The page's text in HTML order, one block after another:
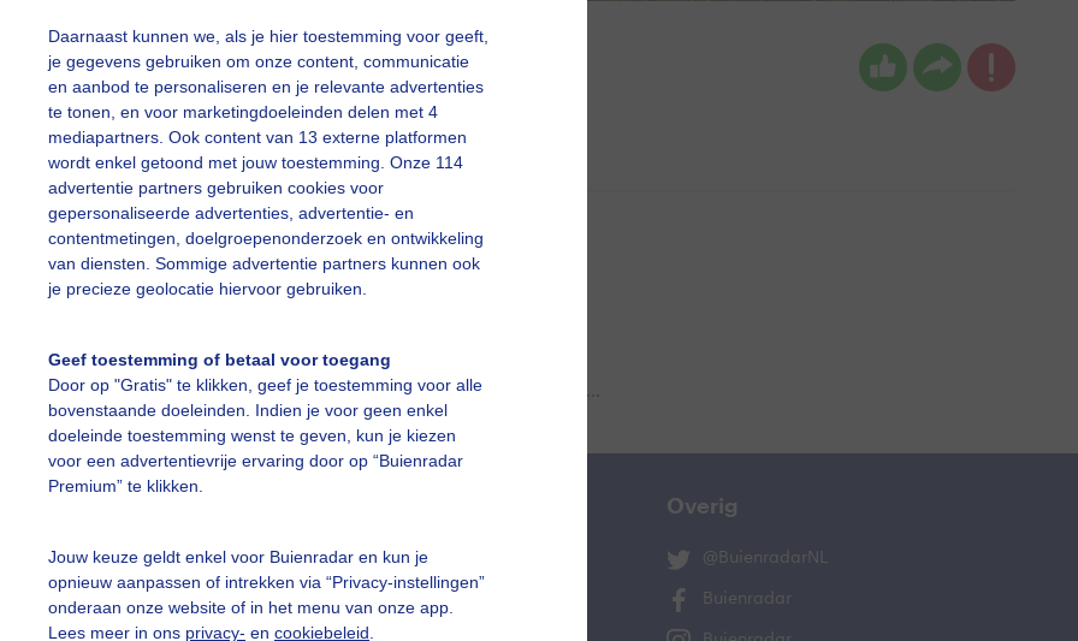
Daarnaast kunnen we, als je hier toestemming voor geeft,
je gegevens gebruiken om onze content, communicatie
en aanbod te personaliseren en je relevante advertenties
te tonen, en voor marketingdoeleinden delen met 4
mediapartners. Ook content van 13 externe platformen
wordt enkel getoond met jouw toestemming. Onze 114
advertentie partners gebruiken cookies voor
gepersonaliseerde advertenties, advertentie- en
contentmetingen, doelgroepenonderzoek en ontwikkeling
van diensten. Sommige advertentie partners kunnen ook
je precieze geolocatie hiervoor gebruiken.
Geef toestemming of betaal voor toegang
Door op "Gratis" te klikken, geef je toestemming voor alle
bovenstaande doeleinden. Indien je voor geen enkel
doeleinde toestemming wenst te geven, kun je kiezen
voor een advertentievrije ervaring door op “Buienradar
Premium” te klikken.
Jouw keuze geldt enkel voor Buienradar en kun je
opnieuw aanpassen of intrekken via “Privacy-instellingen”
onderaan onze website of in het menu van onze app.
Lees meer in ons privacy- en cookiebeleid
bewolking en wind
Astrid Wiessner Hoog Gemaakt: 09-06-2026, 47x bekeken
slideshow
Een moment geduld aub...
vragen
De Bilt
Overig
@BuienradarNL
Buienradar